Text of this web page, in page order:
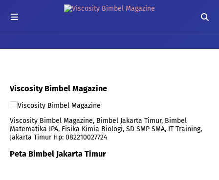
Viscosity Bimbel Magazine
Viscosity Bimbel Magazine, Bimbel Jakarta Timur, Bimbel
Matematika IPA, Fisika Kimia Biologi, SD SMP SMA, IT Training,
Jakarta Timur Hp: 082210027724
Peta Bimbel Jakarta Timur